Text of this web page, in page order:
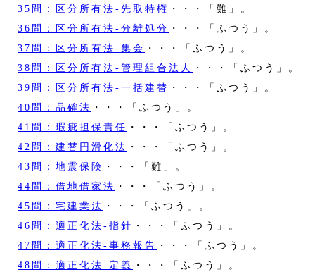
35問：区分所有法‐先取特権 ・・・「難」。
36問：区分所有法‐分離処分 ・・・「ふつう」。
37問：区分所有法‐集会 ・・・「ふつう」。
38問：区分所有法‐管理組合法人
・・・「ふつう」。
39問：区分所有法‐一括建替 ・・・「ふつう」。
40問：品確法 ・・・「ふつう」。
41問：瑕疵担保責任 ・・・「ふつう」。
42問：建替円滑化法 ・・・「ふつう」。
43問：地震保険 ・・・「難」。
44問：借地借家法 ・・・「ふつう」。
45問：宅建業法 ・・・「ふつう」。
46問：適正化法‐指針 ・・・「ふつう」。
47問：適正化法‐事務報告 ・・・「ふつう」。
48問：適正化法‐定義 ・・・「ふつう」。